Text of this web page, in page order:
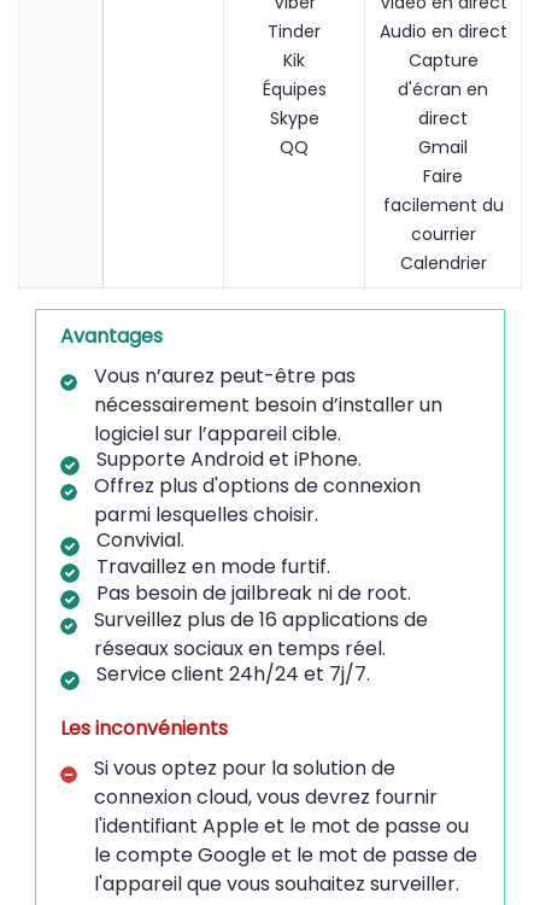
Tinder
Kik
Équipes
Skype
QQ
Audio en direct
Capture
d'écran en
direct
Gmail
Faire
facilement du
courrier
Calendrier
Avantages
Vous n’aurez peut-être pas
nécessairement besoin d’installer un
logiciel sur l’appareil cible.
Supporte Android et iPhone.
Offrez plus d'options de connexion
parmi lesquelles choisir.
Convivial.
Travaillez en mode furtif.
Pas besoin de jailbreak ni de root.
Surveillez plus de 16 applications de
réseaux sociaux en temps réel.
Service client 24h/24 et 7j/7.
Les inconvénients
Si vous optez pour la solution de
connexion cloud, vous devrez fournir
l'identifiant Apple et le mot de passe ou
le compte Google et le mot de passe de
l'appareil que vous souhaitez surveiller.